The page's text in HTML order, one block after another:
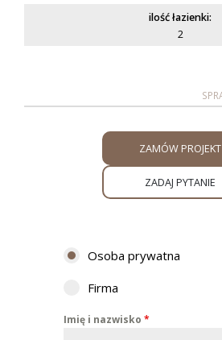
ilość łazienki:
2
ZAMÓW PROJEKT
ZADAJ PYTANIE
Osoba prywatna
Firma
Imię i nazwisko *